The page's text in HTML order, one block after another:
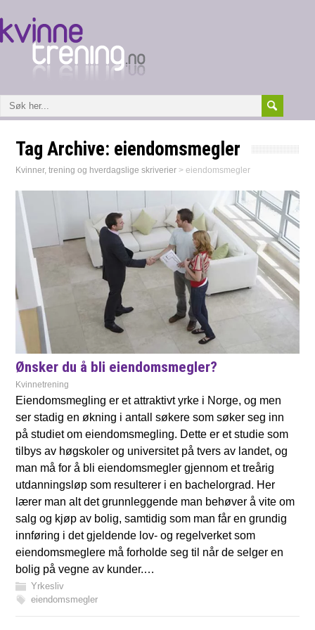
Tag Archive: eiendomsmegler
Kvinner, trening og hverdagslige skriverier >eiendomsmegler
Ønsker du å bli eiendomsmegler?
Kvinnetrening
Eiendomsmegling er et attraktivt yrke i Norge, og men
ser stadig en økning i antall søkere som søker seg inn
på studiet om eiendomsmegling. Dette er et studie som
tilbys av høgskoler og universitet på tvers av landet, og
man må for å bli eiendomsmegler gjennom et treårig
utdanningsløp som resulterer i en bachelorgrad. Her
lærer man alt det grunnleggende man behøver å vite om
salg og kjøp av bolig, samtidig som man får en grundig
innføring i det gjeldende lov- og regelverket som
eiendomsmeglere må forholde seg til når de selger en
bolig på vegne av kunder.…
Yrkesliv
eiendomsmegler